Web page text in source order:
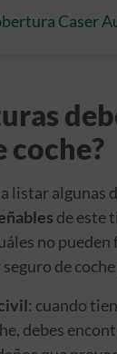
Caser
coche?
listar algunas
de este
no pueden
de
: cuando
debes